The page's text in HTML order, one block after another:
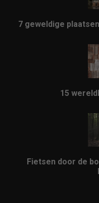
7 geweldige
15
Fietsen door de